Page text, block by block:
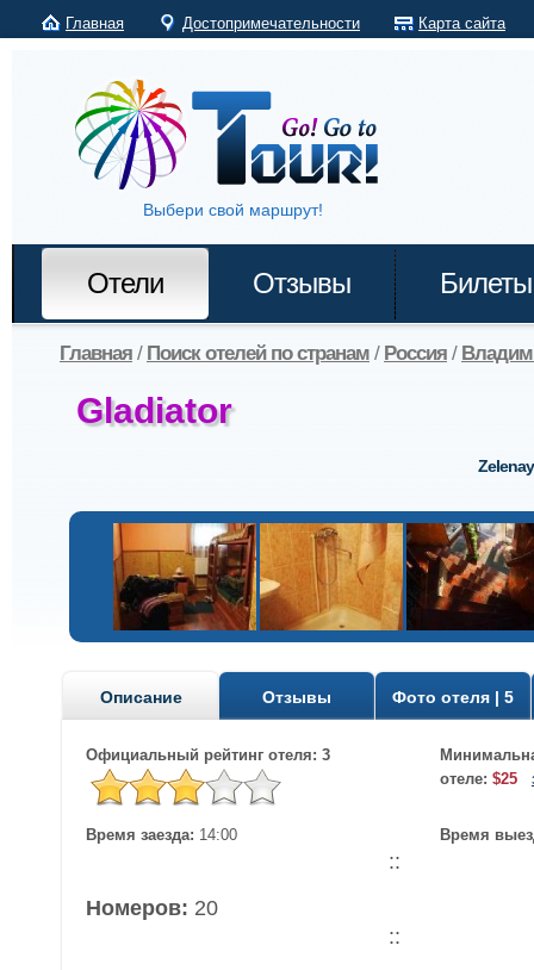
Главная Достопримечательности Карта сайта
Выбери свой маршрут!
Отели Отзывы Билеты
Главная / Поиск отелей по странам / Россия /
Gladiator
Описание Отзывы Фото отеля | 5
Официальный рейтинг отеля: 3
отеле: $25
Время заезда: 14:00 Время
::
Номеров: 20
::